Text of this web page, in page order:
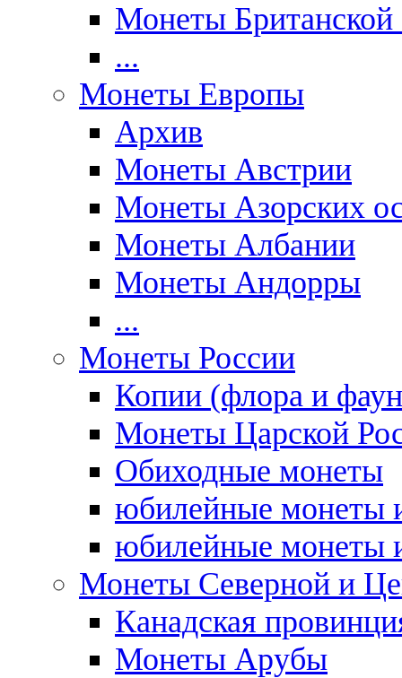
Монеты
...
Монеты Европы
Архив
Монеты Австрии
Монеты Азорских
Монеты Албании
Монеты Андорры
...
Монеты России
Копии (флора и
Монеты Царской
Обиходные монеты
юбилейные монеты
юбилейные монеты
Монеты Северной и
Канадская
Монеты Арубы